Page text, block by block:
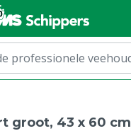
groot, 43 x 60 cm